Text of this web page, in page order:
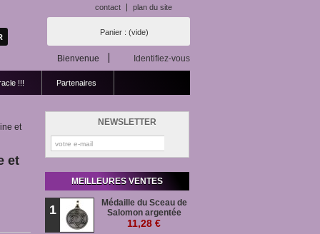
contact plan du site
Panier : (vide)
Bienvenue Identifiez-vous
!!! Partenaires
et
et
NEWSLETTER
MEILLEURES VENTES
1
Médaille du Sceau de
Salomon argentée
11,28 €